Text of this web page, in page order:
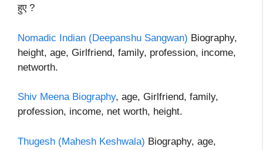
हुए ?
Nomadic Indian (Deepanshu Sangwan) Biography,
height, age, Girlfriend, family, profession, income,
networth.
Shiv Meena Biography, age, Girlfriend, family,
profession, income, net worth, height.
Thugesh (Mahesh Keshwala) Biography, age,